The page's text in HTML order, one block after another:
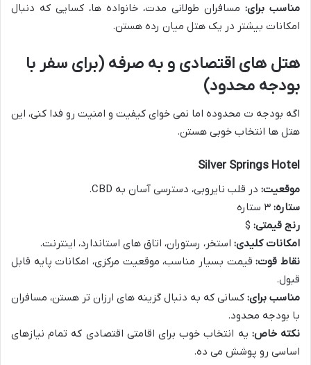
مناسب برای: مسافران طولانی مدت، خانواده ها، کسایی که دنبال
امکانات بیشتر در یک هتل میان رده هستن.
هتل های اقتصادی و به صرفه (برای سفر با
بودجه محدود)
اگه بودجه ت محدوده اما نمی خوای کیفیت و امنیت رو فدا کنی، این
هتل ها انتخاب خوبی هستن.
Silver Springs Hotel
موقعیت: در قلب نایروبی، دسترسی آسان به CBD.
ستاره:
رنج قیمتی: $
امکانات کلیدی: استخر، رستوران، اتاق های استاندارد، اینترنت.
نقاط قوت:قیمت بسیار مناسب، موقعیت مرکزی، امکانات پایه قابل
قبول.
مناسب برای: کسانی که به دنبال گزینه های ارزان تر هستن، مسافران
با بودجه محدود.
نکته خاص: یه انتخاب خوب برای اقامتی اقتصادی که تمام نیازهای
اساسی رو پوشش می ده.